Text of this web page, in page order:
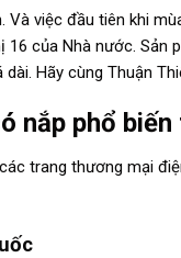
Và việc đầu tiên khi
của Nhà nước.
Hãy cùng Thuận
nắp phổ
trang thương mại